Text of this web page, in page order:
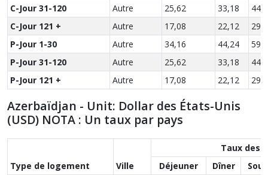
C-Jour 31-120
Autre 25,62 33,18
C-Jour 121 +
Autre 17,08 22,12
P-Jour 1-30
Autre 34,16 44,24
P-Jour 31-120
Autre 25,62 33,18
P-Jour 121 +
Autre 17,08 22,12
Azerbaïdjan - Unit: Dollar des États-Unis
(USD) NOTA : Un taux par pays
Type de logement Ville
Taux des
Déjeuner
Dîner